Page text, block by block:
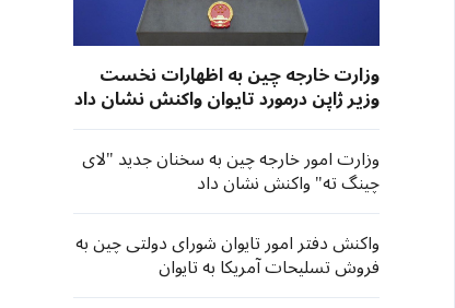
وزارت خارجه چین به اظهارات نخست
وزیر ژاپن درمورد تایوان واکنش نشان داد
وزارت امور خارجه چین به سخنان جدید "لای
چینگ ته" واکنش نشان داد
واکنش دفتر امور تایوان شورای دولتی چین به
فروش تسلیحات آمریکا به تایوان